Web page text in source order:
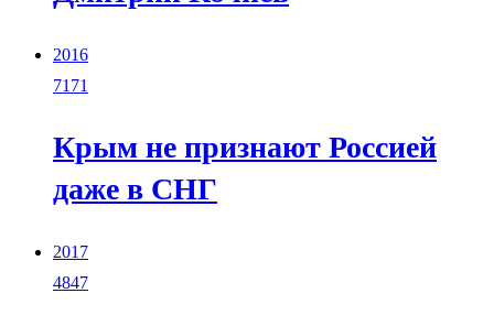
2016
7171
Крым не признают Россией
даже в СНГ
2017
4847